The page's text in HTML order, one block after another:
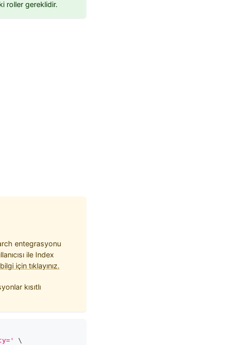
roller gereklidir.
entegrasyonu
ile Index
için tıklayınız.
kısıtlı
\